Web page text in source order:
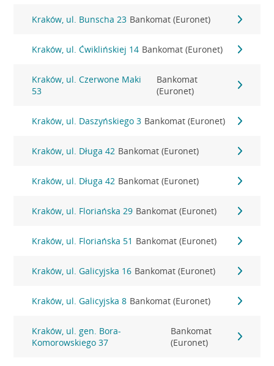
Kraków, ul. Bunscha 23 Bankomat (Euronet)
Kraków, ul. Ćwiklińskiej 14 Bankomat (Euronet)
Kraków, ul. Czerwone Maki
53
Bankomat
(Euronet)
Kraków, ul. Daszyńskiego 3 Bankomat (Euronet)
Kraków, ul. Długa 42 Bankomat (Euronet)
Kraków, ul. Długa 42 Bankomat (Euronet)
Kraków, ul. Floriańska 29 Bankomat (Euronet)
Kraków, ul. Floriańska 51 Bankomat (Euronet)
Kraków, ul. Galicyjska 16 Bankomat (Euronet)
Kraków, ul. Galicyjska 8 Bankomat (Euronet)
Kraków, ul. gen. Bora-
Komorowskiego 37
Bankomat
(Euronet)